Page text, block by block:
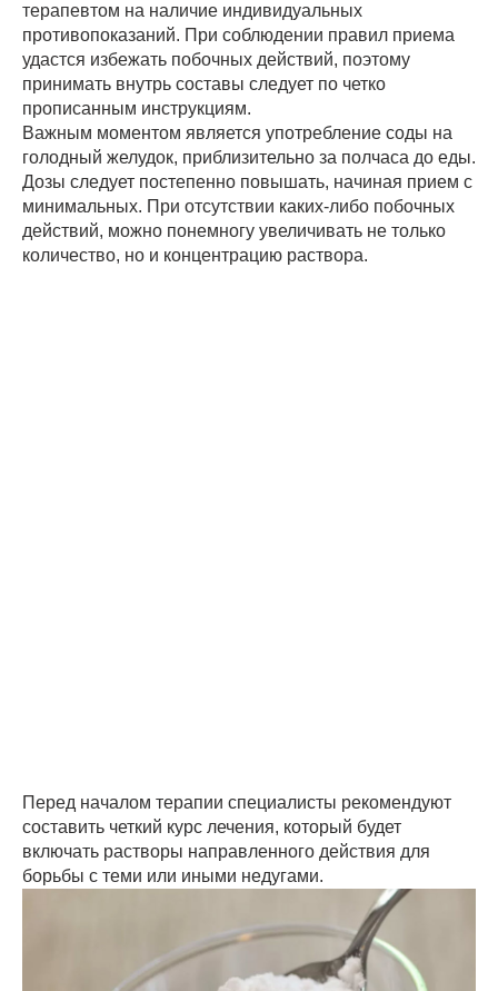
терапевтом на наличие индивидуальных
противопоказаний. При соблюдении правил приема
удастся избежать побочных действий, поэтому
принимать внутрь составы следует по четко
прописанным инструкциям.
Важным моментом является употребление соды на
голодный желудок, приблизительно за полчаса до еды.
Дозы следует постепенно повышать, начиная прием с
минимальных. При отсутствии каких-либо побочных
действий, можно понемногу увеличивать не только
количество, но и концентрацию раствора.
Перед началом терапии специалисты рекомендуют
составить четкий курс лечения, который будет
включать растворы направленного действия для
борьбы с теми или иными недугами.